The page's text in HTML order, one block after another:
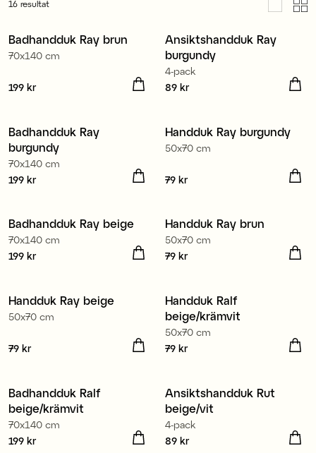
16 resultat
Nyhet
100% ekologisk bomull
Badhandduk Ray brun
70x140 cm
Pris :199 kr
199 kr
Nyhet
Ansiktshandduk Ray
burgundy
4-pack
Pris:
89 kr
Nyhet
Badhandduk Ray
burgundy
70x140 cm
Pris :199 kr
199 kr
Nyhet
Handduk Ray burgundy
50x70 cm
Pris:
79 kr
Nyhet
Badhandduk Ray beige
70x140 cm
Pris :199 kr
199 kr
Nyhet
Handduk Ray brun
50x70 cm
Pris:
79 kr
Nyhet
Handduk Ray beige
50x70 cm
Pris:
79 kr
Handduk Ralf
beige/krämvit
50x70 cm
Pris:
79 kr
Badhandduk Ralf
beige/krämvit
70x140 cm
Pris :199 kr
199 kr
Ansiktshandduk Rut
beige/vit
4-pack
Pris:
89 kr